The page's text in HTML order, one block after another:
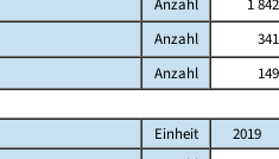
Anzahl 1 842
Anzahl 341
Anzahl 149
Einheit 2019